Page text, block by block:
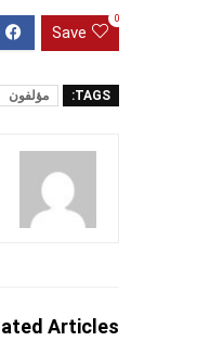
Save
0
TAGS: مؤلفون
Articles